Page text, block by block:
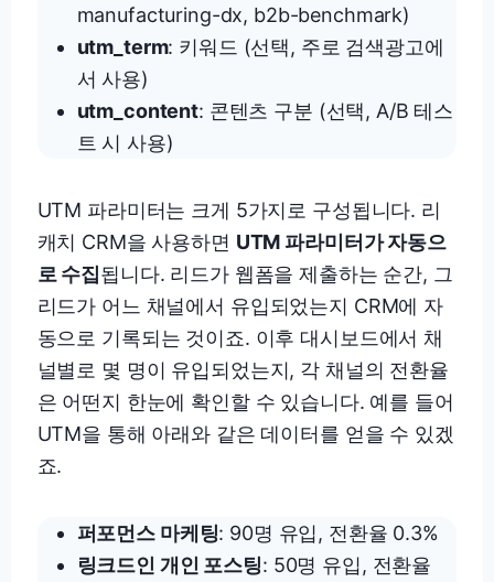
manufacturing-dx, b2b-benchmark)
utm_term: 키워드 (선택, 주로 검색광고에
서 사용)
utm_content: 콘텐츠 구분 (선택, A/B 테스
트 시 사용)
UTM 파라미터는 크게 5가지로 구성됩니다. 리
캐치 CRM을 사용하면 UTM 파라미터가 자동으
로 수집됩니다. 리드가 웹폼을 제출하는 순간, 그
리드가 어느 채널에서 유입되었는지 CRM에 자
동으로 기록되는 것이죠. 이후 대시보드에서 채
널별로 몇 명이 유입되었는지, 각 채널의 전환율
은 어떤지 한눈에 확인할 수 있습니다. 예를 들어
UTM을 통해 아래와 같은 데이터를 얻을 수 있겠
죠.
퍼포먼스 마케팅: 90명 유입, 전환율 0.3%
링크드인 개인 포스팅: 50명 유입, 전환율